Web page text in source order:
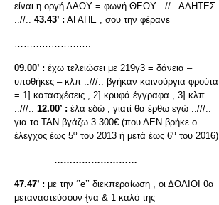
είναι η οργή ΛΑΟΥ = φωνή ΘΕΟΥ ..//.. ΑΛΗΤΕΣ
..//.. 43.43’ : ΑΓΑΠΕ , σου την φέρανε
…………………….
09.00’ : έχω τελειώσει με 219γ3 = δάνεια –
υποθήκες – κλπ ..///.. βγήκαν καινούργια φρούτα
= 1] κατασχέσεις , 2] κρυφά έγγραφα , 3] κλπ
..///.. 12.00’ : έλα εδώ , γιατί θα έρθω εγώ ..///..
για το ΤΑΝ βγάζω 3.300€ (που ΔΕΝ βρήκε ο
έλεγχος έως 5ο του 2013 ή μετά έως 6ο του 2016)
………………………
47.47’ : με την ‘’e’’ διεκπεραίωση , οι ΔΟΛΙΟΙ θα
μεταναστεύσουν {να & 1 καλό της